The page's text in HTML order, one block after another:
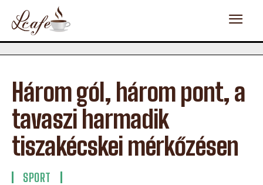
Három gól, három pont, a
tavaszi harmadik
tiszakécskei mérkőzésen
SPORT